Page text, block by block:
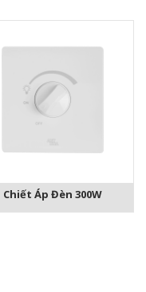
Chiết Áp Đèn 300W